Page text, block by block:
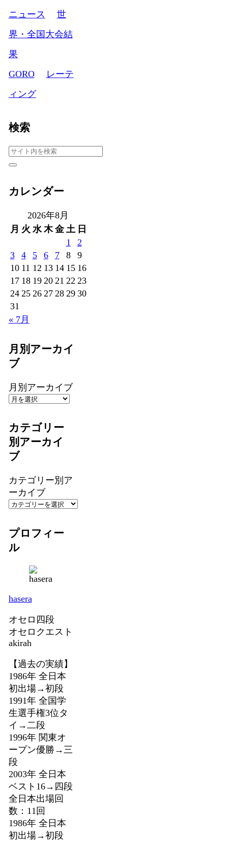
ニュース
世
界・全国大会結
果
GORO
レーテ
ィング
検索
カレンダー
2026年8月
月 火 水 木 金 土 日
1
2
3
4 5 6 7 8
9
10 11 12 13 14 15 16
17 18 19 20 21 22 23
24 25 26 27 28 29 30
31
« 7月
月別アーカイ
ブ
月別アーカイブ
カテゴリー
別アーカイ
ブ
カテゴリー別ア
ーカイブ
プロフィー
ル
hasera
オセロ四段
オセロクエスト
akirah
【過去の実績】
1986年 全日本
初出場→初段
1991年 全国学
生選手権3位タ
イ→二段
1996年 関東オ
ープン優勝→三
段
2003年 全日本
ベスト16→四段
全日本出場回
数：11回
1986年 全日本
初出場→初段